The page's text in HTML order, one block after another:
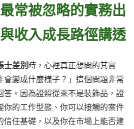
常被忽略的實務出
收入成長路徑講透
士差別 時，心裡真正想問的其實
會變成什麼樣子？」這個問題非常
答。因為證照從來不是裝飾品，證
你的工作型態、你可以接觸的案件
信任基礎，以及你在市場上能否建